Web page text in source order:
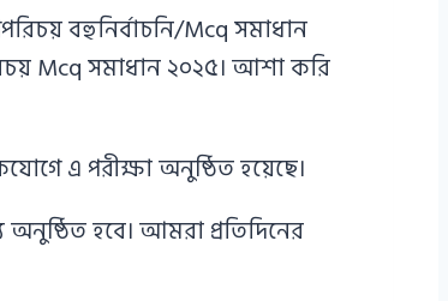
বহুনির্বাচনি/Mcq সমাধান
Mcq সমাধান ২০২৫। আশা করি
এ পরীক্ষা অনুষ্ঠিত হয়েছে।
হবে। আমরা প্রতিদিনের